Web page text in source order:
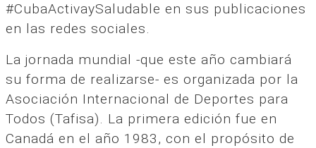
#CubaActivaySaludable en sus publicaciones
en las redes sociales.
La jornada mundial -que este año cambiará
su forma de realizarse- es organizada por la
Asociación Internacional de Deportes para
Todos (Tafisa). La primera edición fue en
Canadá en el año 1983, con el propósito de